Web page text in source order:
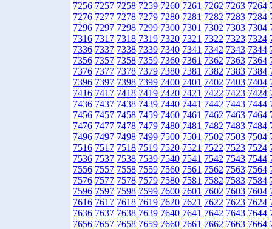
7256 7257 7258 7259 7260 7261 7262 7263 7264
7276 7277 7278 7279 7280 7281 7282 7283 7284
7296 7297 7298 7299 7300 7301 7302 7303 7304
7316 7317 7318 7319 7320 7321 7322 7323 7324
7336 7337 7338 7339 7340 7341 7342 7343 7344
7356 7357 7358 7359 7360 7361 7362 7363 7364
7376 7377 7378 7379 7380 7381 7382 7383 7384
7396 7397 7398 7399 7400 7401 7402 7403 7404
7416 7417 7418 7419 7420 7421 7422 7423 7424
7436 7437 7438 7439 7440 7441 7442 7443 7444
7456 7457 7458 7459 7460 7461 7462 7463 7464
7476 7477 7478 7479 7480 7481 7482 7483 7484
7496 7497 7498 7499 7500 7501 7502 7503 7504
7516 7517 7518 7519 7520 7521 7522 7523 7524
7536 7537 7538 7539 7540 7541 7542 7543 7544
7556 7557 7558 7559 7560 7561 7562 7563 7564
7576 7577 7578 7579 7580 7581 7582 7583 7584
7596 7597 7598 7599 7600 7601 7602 7603 7604
7616 7617 7618 7619 7620 7621 7622 7623 7624
7636 7637 7638 7639 7640 7641 7642 7643 7644
7656 7657 7658 7659 7660 7661 7662 7663 7664